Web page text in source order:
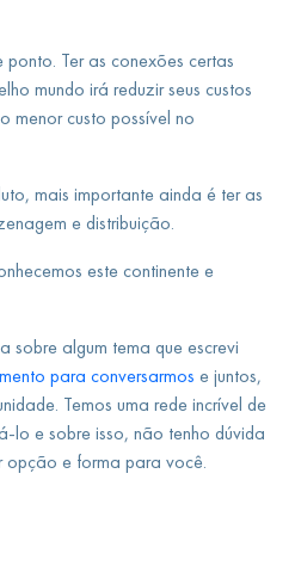
Ter as conexões certas
mundo irá reduzir seus custos
menor custo possível no
mais importante ainda é ter as
e distribuição.
este continente e
sobre algum tema que escrevi
para conversarmos e juntos,
Temos uma rede incrível de
lo e sobre isso, não tenho dúvida
opção e forma para você.